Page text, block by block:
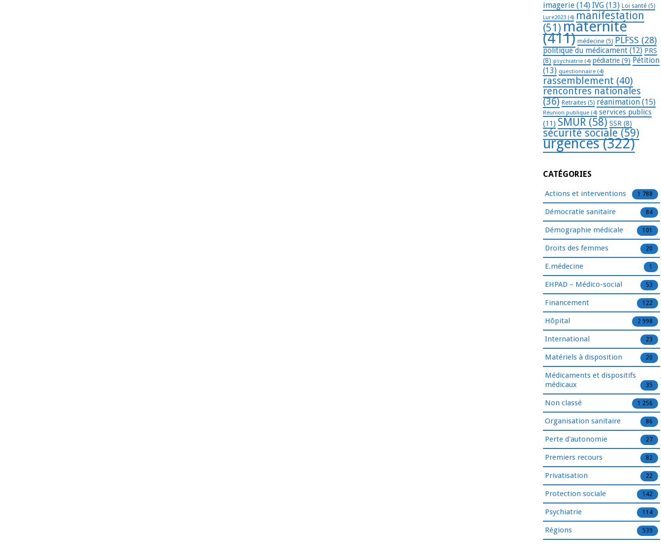
imagerie (14) IVG (13) Loi santé (5)
Lure2023 (4) manifestation
(51) maternité
(411) médecine (5) PLFSS (28)
politique du médicament (12) PRS
(8) psychiatrie (4) pédiatrie (9) Pétition
(13) questionnaire (4)
rassemblement (40)
rencontres nationales
(36) Retraites (5) réanimation (15)
Réunion publique (4) services publics
(11) SMUR (58) SSR (8)
sécurité sociale (59)
urgences(322)
CATÉGORIES
Actions et interventions 1 788
Démocratie sanitaire 84
Démographie médicale 101
Droits des femmes 20
E.médecine 1
EHPAD – Médico-social 53
Financement 122
Hôpital 2 998
International 23
Matériels à disposition 20
Médicaments et dispositifs
médicaux
35
Non classé 1 256
Organisation sanitaire 86
Perte d'autonomie 27
Premiers recours 82
Privatisation 22
Protection sociale 142
Psychiatrie 114
Régions 539